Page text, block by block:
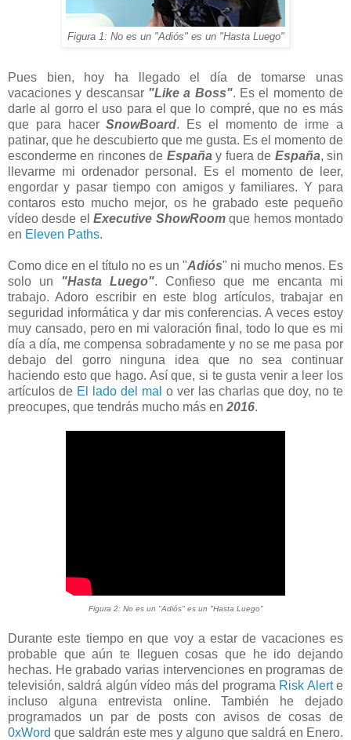
Figura 1: No es un "Adiós" es un "Hasta Luego"
Pues bien, hoy ha llegado el día de tomarse unas
vacaciones y descansar "Like a Boss". Es el momento de
darle al gorro el uso para el que lo compré, que no es más
que para hacerSnowBoard. Es el momento de irme a
patinar, que he descubierto que me gusta. Es el momento de
esconderme en rincones de España y fuera de España, sin
llevarme mi ordenador personal. Es el momento de leer,
engordar y pasar tiempo con amigos y familiares. Y para
contaros esto mucho mejor, os he grabado este pequeño
vídeo desde elExecutive ShowRoomque hemos montado
en Eleven Paths.
Como dice en el título no es un "Adiós" ni mucho menos. Es
solo un "Hasta Luego". Confieso que me encanta mi
trabajo. Adoro escribir en este blog artículos, trabajar en
seguridad informática y dar mis conferencias. A veces estoy
muy cansado, pero en mi valoración final, todo lo que es mi
día a día, me compensa sobradamente y no se me pasa por
debajo del gorro ninguna idea que no sea continuar
haciendo esto que hago. Así que, si te gusta venir a leer los
artículos de El lado del mal o ver las charlas que doy, no te
preocupes, que tendrás mucho más en 2016.
Figura 2: No es un "Adiós" es un "Hasta Luego"
Durante este tiempo en que voy a estar de vacaciones es
probable que aún te lleguen cosas que he ido dejando
hechas. He grabado varias intervenciones en programas de
televisión, saldrá algún vídeo más del programa Risk Alerte
incluso alguna entrevista online. También he dejado
programados un par de posts con avisos de cosas de
0xWord que saldrán este mes y alguno que saldrá en Enero.